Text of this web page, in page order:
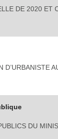
DE 2020 ET
D’URBANISTE
DU